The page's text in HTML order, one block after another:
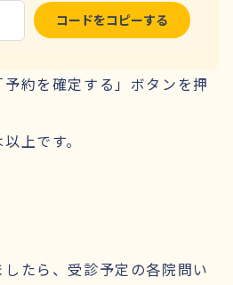
コードをコピーする
約を確定する」ボタンを押
上です。
たら、受診予定の各院問い